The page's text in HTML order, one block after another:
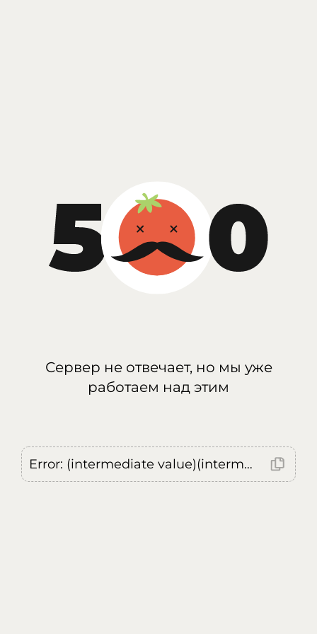
Сервер не отвечает, но мы уже
работаем над этим
Error: (intermediate value)(intermediate value)(intermediate value).replaceAll is not a function